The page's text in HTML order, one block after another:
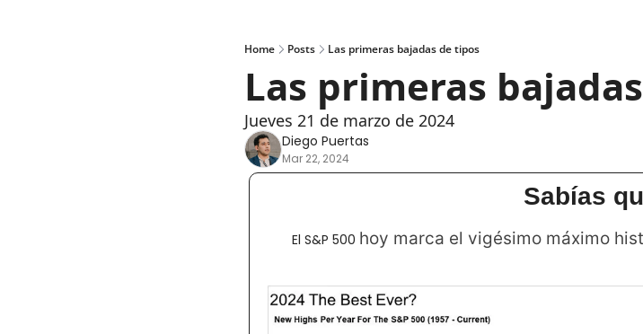
Home Posts Las primeras bajadas de tipos
Las primeras
Jueves 21 de marzo de 2024
Diego Puertas
Mar 22, 2024
Sabías
El S&P 500 hoy marca el vigésimo máximo